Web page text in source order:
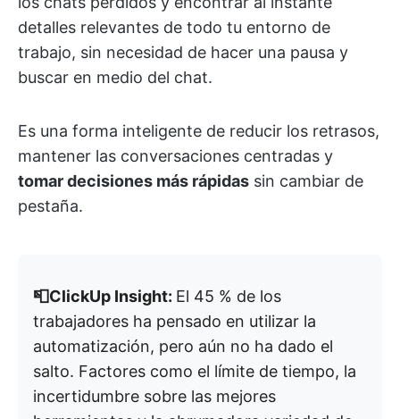
detalles relevantes de todo tu entorno de
trabajo, sin necesidad de hacer una pausa y
buscar en medio del chat.
Es una forma inteligente de reducir los retrasos,
mantener las conversaciones centradas y
tomar decisiones más rápidas sin cambiar de
pestaña.
📮ClickUp Insight: El 45 % de los
trabajadores ha pensado en utilizar la
automatización, pero aún no ha dado el
salto. Factores como el límite de tiempo, la
incertidumbre sobre las mejores